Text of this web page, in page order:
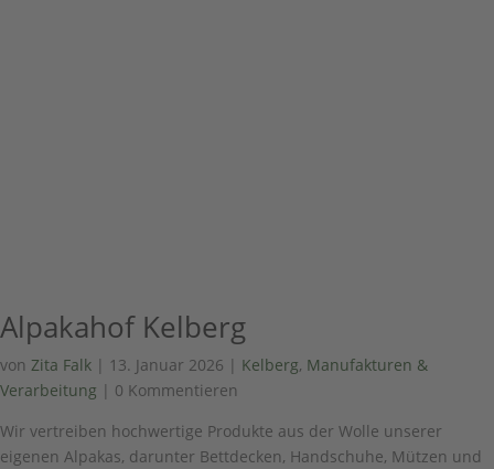
Alpakahof Kelberg
von Zita Falk | 13. Januar 2026 | Kelberg, Manufakturen &
Verarbeitung | 0 Kommentieren
Wir vertreiben hochwertige Produkte aus der Wolle unserer
eigenen Alpakas, darunter Bettdecken, Handschuhe, Mützen und